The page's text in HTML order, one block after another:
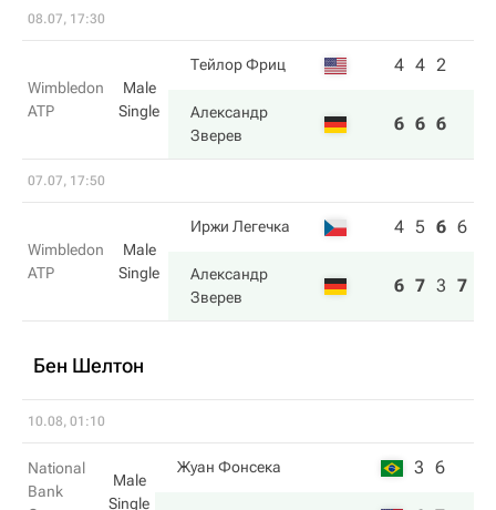
08.07, 17:30
Wimbledon
ATP
Male
Single
Тейлор Фриц 4 4 2
Александр
Зверев
6 6 6
07.07, 17:50
Wimbledon
ATP
Male
Single
Иржи Легечка 4 5 6 6
Александр
Зверев
6 7 3 7
Бен Шелтон
10.08, 01:10
National
Bank
Male
Single
Жуан Фонсека 3 6